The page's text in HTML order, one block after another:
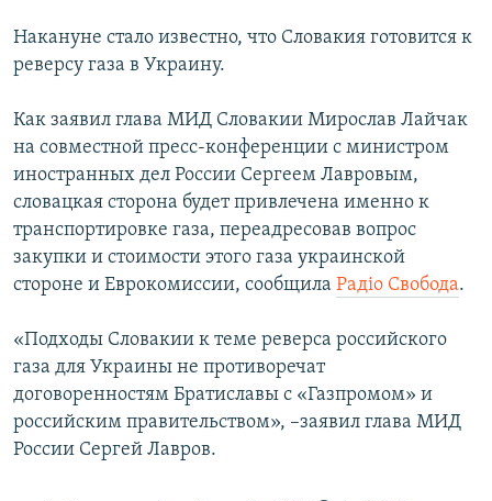
Накануне стало известно, что Словакия готовится к
реверсу газа в Украину.
Как заявил глава МИД Словакии Мирослав Лайчак
на совместной пресс-конференции с министром
иностранных дел России Сергеем Лавровым,
словацкая сторона будет привлечена именно к
транспортировке газа, переадресовав вопрос
закупки и стоимости этого газа украинской
стороне и Еврокомиссии, сообщила Радiо Свобода.
«Подходы Словакии к теме реверса российского
газа для Украины не противоречат
договоренностям Братиславы с «Газпромом» и
российским правительством», –заявил глава МИД
России Сергей Лавров.